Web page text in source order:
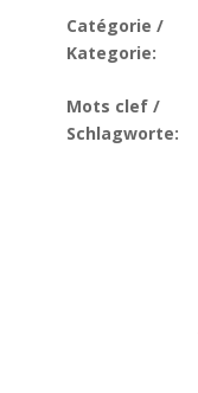
Catégorie /
Kategorie:
Mots clef /
Schlagworte: